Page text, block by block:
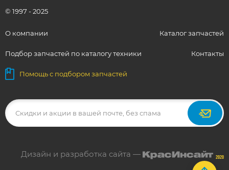
© 1997 - 2025
О компании Каталог запчастей
Подбор запчастей по каталогу техники Контакты
Помощь с подбором запчастей
Дизайн и разработка сайта — 2020